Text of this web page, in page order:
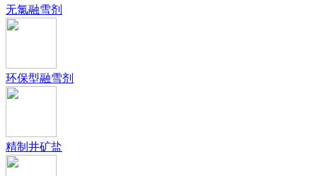
无氯融雪剂
环保型融雪剂
精制井矿盐